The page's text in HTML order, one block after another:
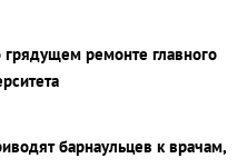
ремонте главного
барнаульцев к врачам,